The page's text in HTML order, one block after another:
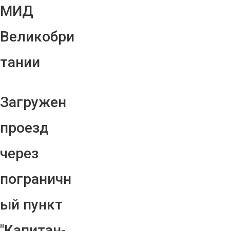
МИД
Великобри
тании
Загружен
проезд
через
пограничн
ый пункт